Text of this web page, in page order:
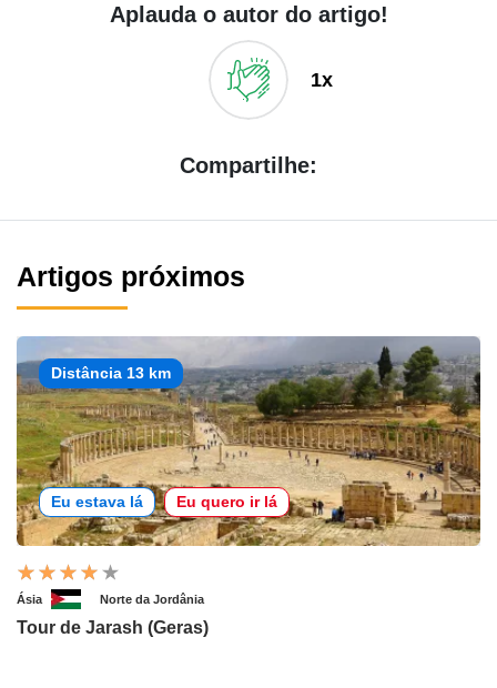
Aplauda o autor do artigo!
1x
Compartilhe:
Artigos próximos
Distância 13 km
Eu estava lá Eu quero ir lá
Ásia Norte da Jordânia
Tour de Jarash (Geras)